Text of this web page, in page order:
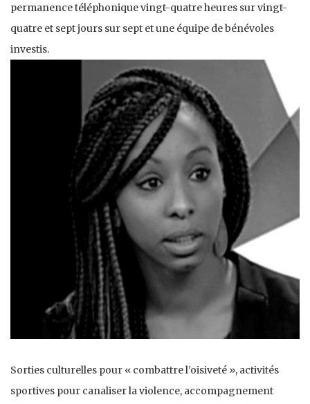
permanence téléphonique vingt-quatre heures sur vingt-
quatre et sept jours sur sept et une équipe de bénévoles
investis.
Sorties culturelles pour « combattre l’oisiveté », activités
sportives pour canaliser la violence, accompagnement